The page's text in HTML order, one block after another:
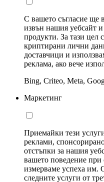
С вашето съгласие ще
извън нашия уебсайт
продукти. За тази цел
криптирани лични
доставчици и
реклама, ако вече
Bing, Criteo, Meta,
Маркетинг
Приемайки тези
реклами,
отстъпки за нашия
вашето поведение при
измерваме успеха им.
следните услуги от